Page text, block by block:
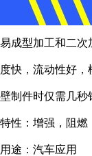
易成型加工和二次
度快，流动性好
壁制件时仅需几秒
特性：增强，阻燃
用途：汽车应用